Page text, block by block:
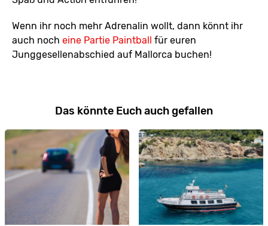
Wenn ihr noch mehr Adrenalin wollt, dann könnt ihr
auch noch eine Partie Paintball für euren
Junggesellenabschied auf Mallorca buchen!
Das könnte Euch auch gefallen